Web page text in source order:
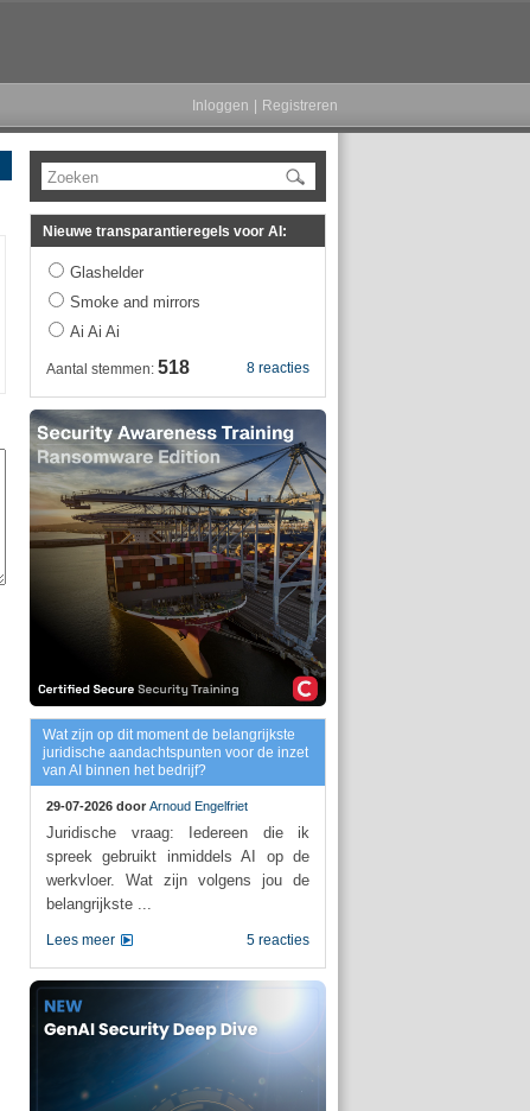
Inloggen Registreren
Zoeken
Nieuwe transparantieregels voor AI:
Glashelder
Smoke and mirrors
Ai Ai Ai
8 reacties
Aantal stemmen: 518
Wat zijn op dit moment de belangrijkste
juridische aandachtspunten voor de inzet
van AI binnen het bedrijf?
29-07-2026 door Arnoud Engelfriet
Juridische vraag: Iedereen die ik
spreek gebruikt inmiddels AI op de
werkvloer. Wat zijn volgens jou de
belangrijkste ...
5 reacties
Lees meer